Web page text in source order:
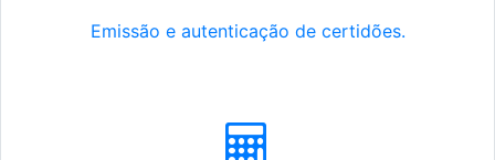
Emissão e autenticação de certidões.